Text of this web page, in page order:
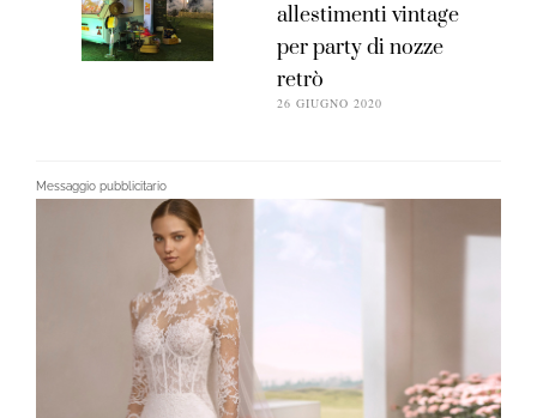
allestimenti vintage
per party di nozze
retrò
26 GIUGNO 2020
Messaggio pubblicitario